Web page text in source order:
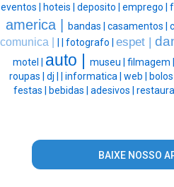
eventos | hoteis | deposito | emprego |
america | bandas | casamentos |
comunica | | | fotografo | espet |
motel | auto | museu | filmagem |
roupas | dj | | informatica | web | bolos
festas | bebidas | adesivos |
BAIXE NOSSO